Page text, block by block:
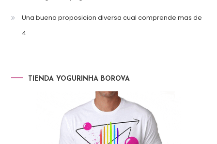
Una buena proposicion diversa cual comprende mas de
4
TIENDA YOGURINHA BOROVA